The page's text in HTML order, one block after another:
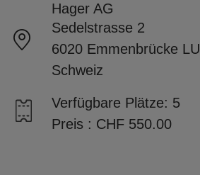
Hager AG
Sedelstrasse 2
6020 Emmenbrücke LU
Schweiz
Verfügbare Plätze: 5
Preis : CHF 550.00